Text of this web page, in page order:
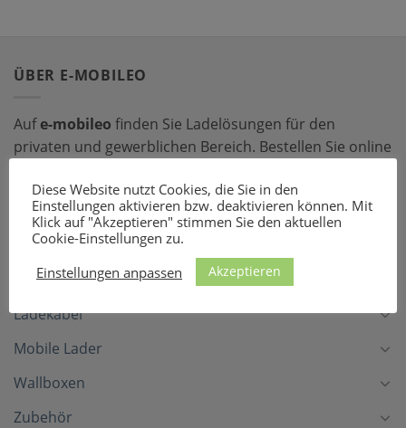
ÜBER E-MOBILEO
Aufe-mobileo finden Sie Ladelösungen für den
privaten und gewerblichen Bereich. Bestellen Sie online
passenden Ladeequipment sind Sie für jede Situation
gerüstet!
Ladekabel
Mobile Lader
Wallboxen
Zubehör
Diese Website nutzt Cookies, die Sie in den
Einstellungen aktivieren bzw. deaktivieren können. Mit
Klick auf "Akzeptieren" stimmen Sie den aktuellen
Cookie-Einstellungen zu.
Einstellungen anpassen
Akzeptieren